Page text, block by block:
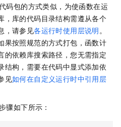
码包的方式类似，为使函数在运
，库的代码目录结构需遵从各个
，请参见各运行时使用层说明 。
按照规范的方式打包， 函数计
的依赖库搜索路径，您无需指定
结构，需要在代码中显式添加依
见如何在自定义运行时中引用层
骤如下所示：